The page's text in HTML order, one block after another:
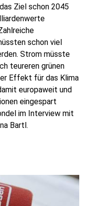
Ziel schon 2045
schon viel
Strom müsste
teureren grünen
Effekt für das Klima
europaweit und
eingespart
im Interview mit
Bartl.